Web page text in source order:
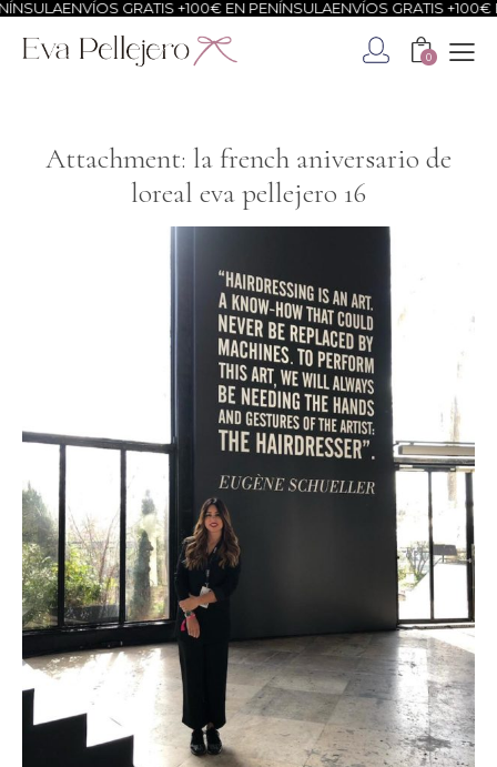
ENVÍOS GRATIS +100€ EN PENÍNSULAENVÍOS GRATIS +100€
0
Attachment: la french aniversario de
loreal eva pellejero 16